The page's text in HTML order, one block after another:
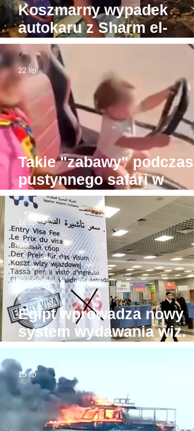
Koszmarny wypadek
autokaru z Sharm el-
Sheikh do Gizy. Turyści
byli w drodze do Piramid
Takie "zabawy" podczas
pustynnego safari w
Hurghadzie. Co trzeba
mieć w głowie, żeby na to
pozwolić?!
22 lip
Egipt wprowadza nowy
system wydawania wiz.
Będzie drożej!
16 lip
15 lip